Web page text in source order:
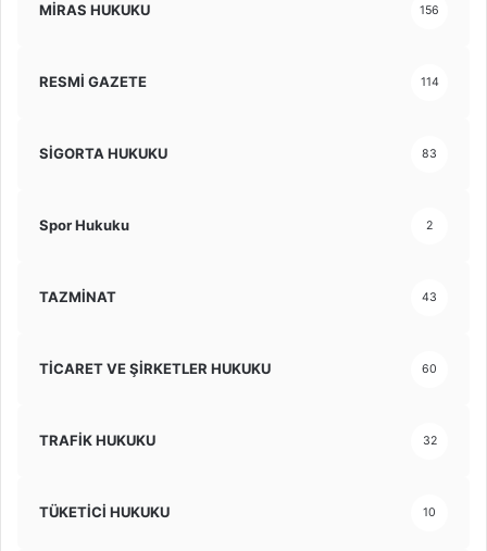
MİRAS HUKUKU 156
RESMİ GAZETE 114
SİGORTA HUKUKU 83
Spor Hukuku 2
TAZMİNAT 43
TİCARET VE ŞİRKETLER HUKUKU 60
TRAFİK HUKUKU 32
TÜKETİCİ HUKUKU 10